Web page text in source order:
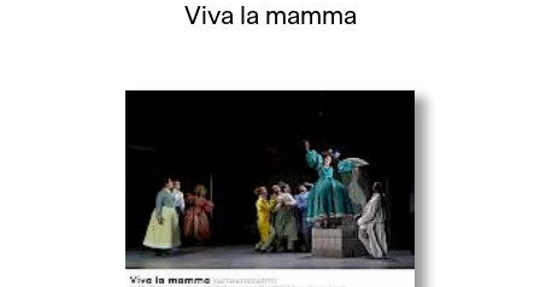
Viva la mamma